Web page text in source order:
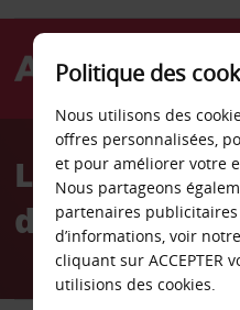
AvisLocation de
du Sud
Politique des
Nous utilisons des
offres personnalisées,
et pour améliorer votre
Nous partageons
partenaires
d’informations, voir notre
cliquant sur ACCEPTER
utilisions des cookies.